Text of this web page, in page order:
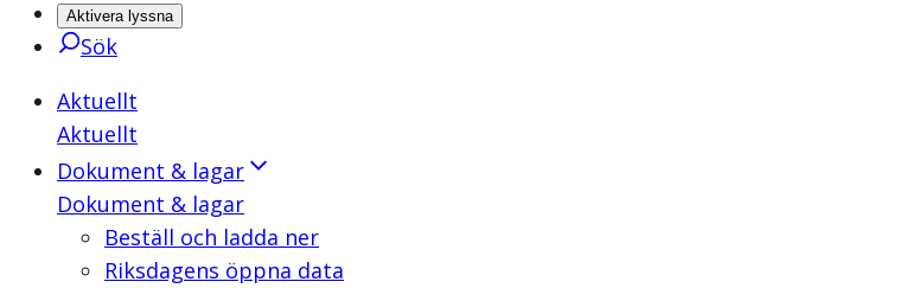
Aktivera lyssna
Sök
Aktuellt
Aktuellt
Dokument & lagar
Dokument & lagar
Beställ och ladda ner
Riksdagens öppna data